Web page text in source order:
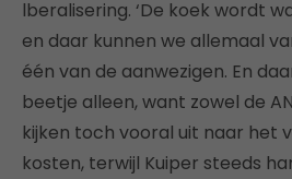
lberalisering. ‘De koek wordt
en daar kunnen we allemaal
één van de aanwezigen. En
beetje alleen, want zowel de
kijken toch vooral uit naar het
kosten, terwijl Kuiper steeds